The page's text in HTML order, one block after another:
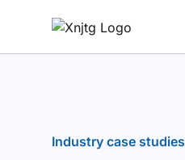
Industry case studies